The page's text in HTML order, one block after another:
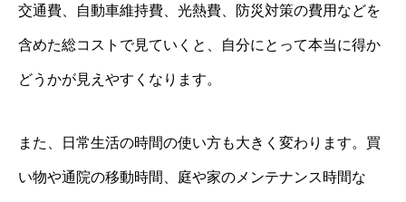
交通費、自動車維持費、光熱費、防災対策の費用などを
含めた総コストで見ていくと、自分にとって本当に得か
どうかが見えやすくなります。
また、日常生活の時間の使い方も大きく変わります。買
い物や通院の移動時間、庭や家のメンテナンス時間な